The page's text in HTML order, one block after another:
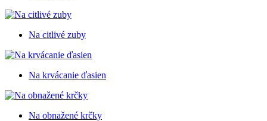
Na citlivé zuby
Na krvácanie ďasien
Na obnažené krčky